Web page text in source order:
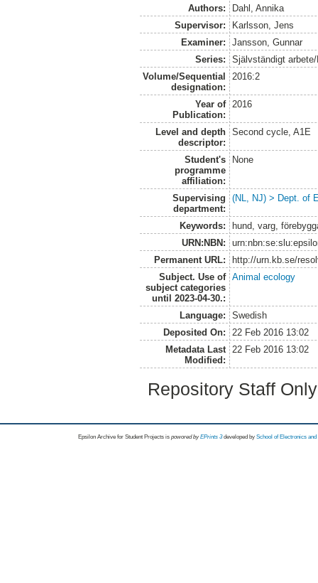
Authors:
Dahl, Annika
Supervisor:
Karlsson, Jens
Examiner:
Jansson, Gunnar
Series:
Självständigt
Volume/Sequential
designation:
2016:2
Year of
Publication:
2016
Level and depth
descriptor:
Second cycle, A1E
Student's
programme
affiliation:
None
Supervising
department:
(NL, NJ) > Dept. of
Keywords:
hund, varg,
URN:NBN:
Permanent URL:
http://urn.kb.se/
Subject. Use of
subject categories
until 2023-04-30.:
Animal ecology
Language:
Swedish
Deposited On:
22 Feb 2016 13:02
Metadata Last
Modified:
22 Feb 2016 13:02
Repository Staff
Epsilon Archive for Student Projects is powored byEPrints 3 developed by School of Electronics